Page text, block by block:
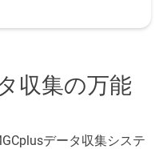
収集の万能
データ収集システ